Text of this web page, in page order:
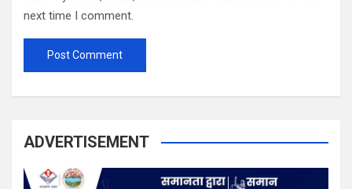
next time I comment.
ADVERTISEMENT